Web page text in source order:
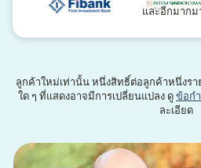
และอีกมากม
ลูกค้าใหม่เท่านั้น หนึ่งสิทธิ์ต่อลูกค้าหนึ่งรา
ใด ๆ ที่แสดงอาจมีการเปลี่ยนแปลง ดู ข้อก
ละเอียด